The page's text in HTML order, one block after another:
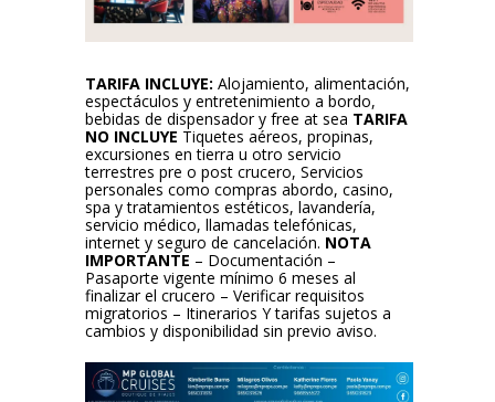
TARIFA INCLUYE: Alojamiento, alimentación,
espectáculos y entretenimiento a bordo,
bebidas de dispensador y free at sea TARIFA
NO INCLUYE Tiquetes aéreos, propinas,
excursiones en tierra u otro servicio
terrestres pre o post crucero, Servicios
personales como compras abordo, casino,
spa y tratamientos estéticos, lavandería,
servicio médico, llamadas telefónicas,
internet y seguro de cancelación. NOTA
IMPORTANTE – Documentación –
Pasaporte vigente mínimo 6 meses al
finalizar el crucero – Verificar requisitos
migratorios – Itinerarios Y tarifas sujetos a
cambios y disponibilidad sin previo aviso.